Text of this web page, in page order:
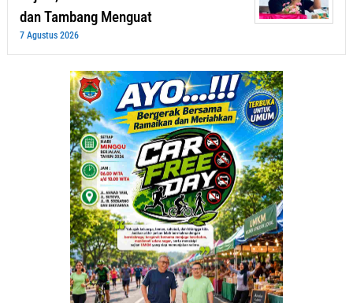
dan Tambang Menguat
7 Agustus 2026